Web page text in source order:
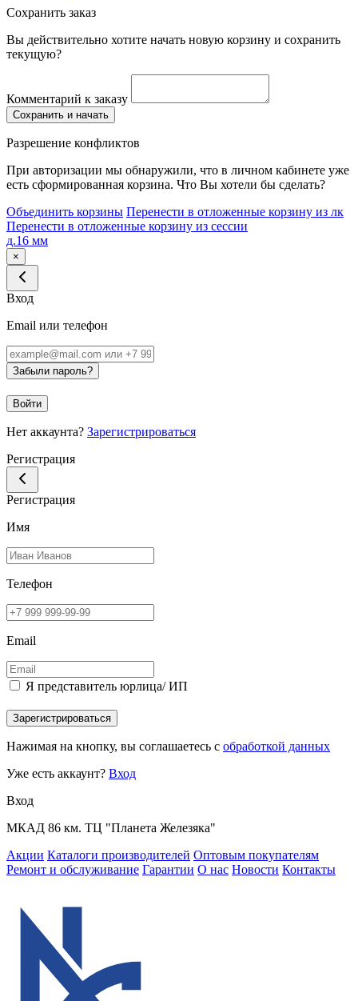
Сохранить заказ
Вы действительно хотите начать новую корзину и сохранить
текущую?
Комментарий к заказу
Сохранить и начать
Разрешение конфликтов
При авторизации мы обнаружили, что в личном кабинете уже
есть сформированная корзина. Что Вы хотели бы сделать?
Объединить корзины Перенести в отложенные корзину из лк
Перенести в отложенные корзину из сессии
д.16 мм
×
Вход
Email или телефон
Забыли пароль?
Войти
Нет аккаунта? Зарегистрироваться
Регистрация
Регистрация
Имя
Телефон
Email
Я представитель юрлица/ ИП
Зарегистрироваться
Нажимая на кнопку, вы соглашаетесь с обработкой данных
Уже есть аккаунт? Вход
Вход
МКАД 86 км. ТЦ "Планета Железяка"
Акции Каталоги производителей Оптовым покупателям
Ремонт и обслуживание Гарантии О нас Новости Контакты